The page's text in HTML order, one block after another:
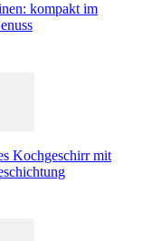
kompakt im
Kochgeschirr mit